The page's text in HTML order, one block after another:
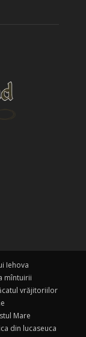
Iehova
mîntuirii
vrăjitoriilor
Mare
din lucaseuca